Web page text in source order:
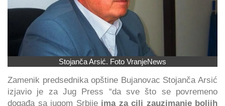
Stojanča Arsić. Foto VranjeNews
Zamenik predsednika opštine Bujanovac Stojanča Arsić
izjavio je za Jug Press “da sve što se povremeno
događa sa jugom Srbijeima za cilj zauzimanje boljih